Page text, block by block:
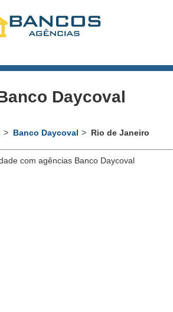
Daycoval
Banco Daycoval Rio de Janeiro
com agências Banco Daycoval